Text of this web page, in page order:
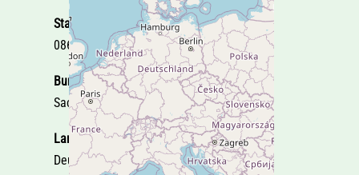
Stadt
08606 Oelsnitz i.V.
Bundesland
Sachsen
Land
Deutschland